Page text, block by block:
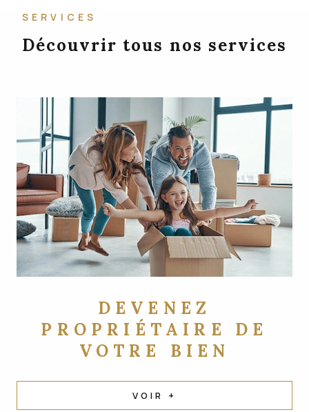
SERVICES
Découvrir tous nos services
DEVENEZ
PROPRIÉTAIRE DE
VOTRE BIEN
VOIR +